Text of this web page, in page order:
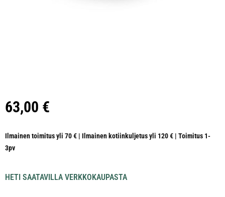
63,00 €
Ilmainen toimitus yli 70 € | Ilmainen kotiinkuljetus yli 120 € | Toimitus 1-
3pv
HETI SAATAVILLA VERKKOKAUPASTA